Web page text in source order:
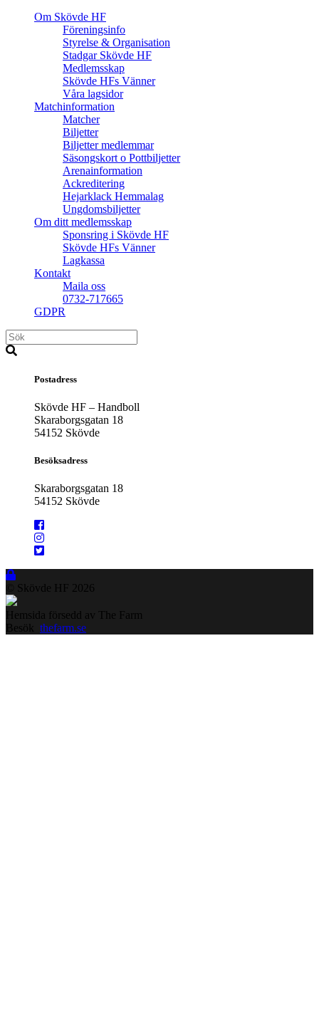
Om Skövde HF
Föreningsinfo
Styrelse & Organisation
Stadgar Skövde HF
Medlemsskap
Skövde HFs Vänner
Våra lagsidor
Matchinformation
Matcher
Biljetter
Biljetter medlemmar
Säsongskort o Pottbiljetter
Arenainformation
Ackreditering
Hejarklack Hemmalag
Ungdomsbiljetter
Om ditt medlemsskap
Sponsring i Skövde HF
Skövde HFs Vänner
Lagkassa
Kontakt
Maila oss
0732-717665
GDPR
Postadress
Skövde HF – Handboll
Skaraborgsgatan 18
54152 Skövde
Besöksadress
Skaraborgsgatan 18
54152 Skövde
© Skövde HF 2026
Hemsida försedd av The Farm
Besök thefarm.se